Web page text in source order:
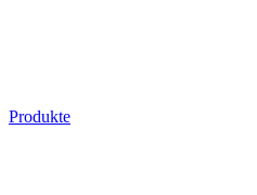
Produkte